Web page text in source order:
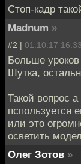
Стоп-кадр
Madnum »
#2 | 01.10.17 16:33
Больше
Шутка,
Такой вопрос
пспользуется
или это
осветить
Олег Зотов »